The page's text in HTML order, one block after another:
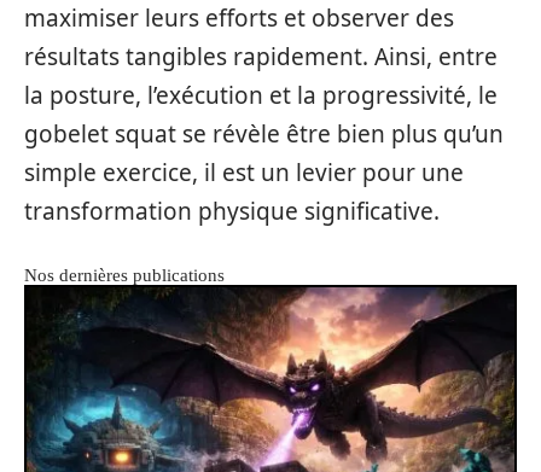
maximiser leurs efforts et observer des
résultats tangibles rapidement. Ainsi, entre
la posture, l’exécution et la progressivité, le
gobelet squat se révèle être bien plus qu’un
simple exercice, il est un levier pour une
transformation physique significative.
Nos dernières publications